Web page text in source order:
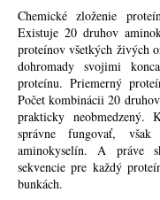
Chemické zloženie
Existuje 20 druhov
proteínov všetkých živých
dohromady svojimi
proteínu. Priemerný
Počet kombinácii 20
prakticky
správne fungovať, však
aminokyselín. A práve
sekvencie pre každý
bunkách.